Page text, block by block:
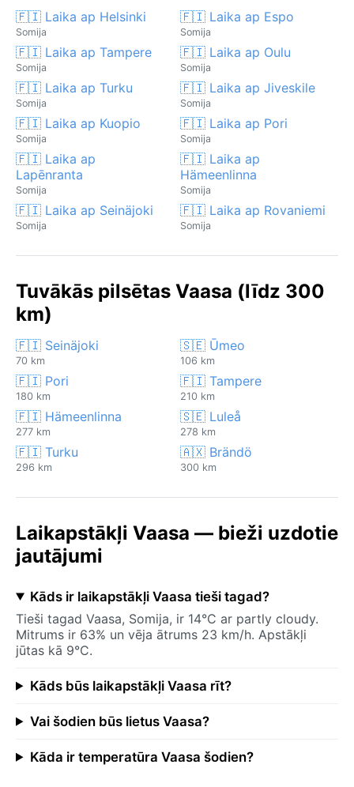
🇫🇮 Laika ap Helsinki
Somija
🇫🇮 Laika ap Espo
Somija
🇫🇮 Laika ap Tampere
Somija
🇫🇮 Laika ap Oulu
Somija
🇫🇮 Laika ap Turku
Somija
🇫🇮 Laika ap Jiveskile
Somija
🇫🇮 Laika ap Kuopio
Somija
🇫🇮 Laika ap Pori
Somija
🇫🇮 Laika ap
Lapēnranta
Somija
🇫🇮 Laika ap
Hämeenlinna
Somija
🇫🇮 Laika ap Seinäjoki
Somija
🇫🇮 Laika ap Rovaniemi
Somija
Tuvākās pilsētas Vaasa (līdz 300
km)
🇫🇮 Seinäjoki
70 km
🇸🇪 Ūmeo
106 km
🇫🇮 Pori
180 km
🇫🇮 Tampere
210 km
🇫🇮 Hämeenlinna
277 km
🇸🇪 Luleå
278 km
🇫🇮 Turku
296 km
🇦🇽 Brändö
300 km
Laikapstākļi Vaasa — bieži uzdotie
jautājumi
Kāds ir laikapstākļi Vaasa tieši tagad?
Tieši tagad Vaasa, Somija, ir 14°C ar partly cloudy.
Mitrums ir 63% un vēja ātrums 23 km/h. Apstākļi
jūtas kā 9°C.
Kāds būs laikapstākļi Vaasa rīt?
Vai šodien būs lietus Vaasa?
Kāda ir temperatūra Vaasa šodien?